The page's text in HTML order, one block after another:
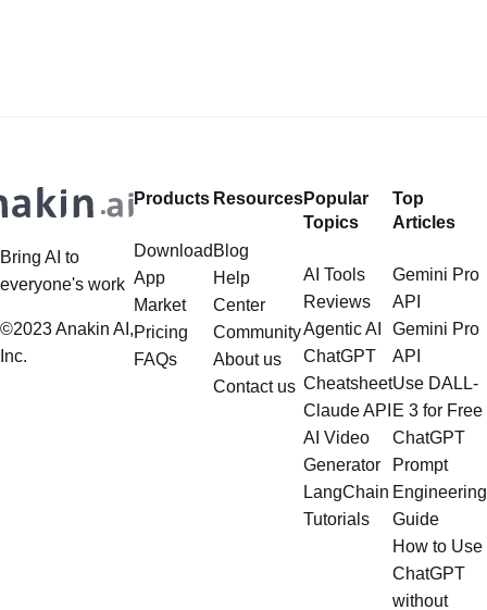
Bring AI to
everyone's work
©2023 Anakin AI,
Inc.
Products
Download
App
Market
Pricing
FAQs
Resources
Blog
Help
Center
Community
About us
Contact us
Popular
Topics
AI Tools
Reviews
Agentic AI
ChatGPT
Cheatsheet
Claude API
AI Video
Generator
LangChain
Tutorials
Top
Articles
Gemini Pro
API
Gemini Pro
API
Use DALL-
E 3 for Free
ChatGPT
Prompt
Engineering
Guide
How to Use
ChatGPT
without